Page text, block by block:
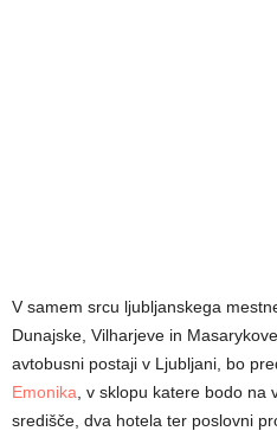
V samem srcu ljubljanskega
Dunajske, Vilharjeve in
avtobusni postaji v Ljubljani, bo
Emonika , v sklopu katere bodo
središče, dva hotela ter poslovni